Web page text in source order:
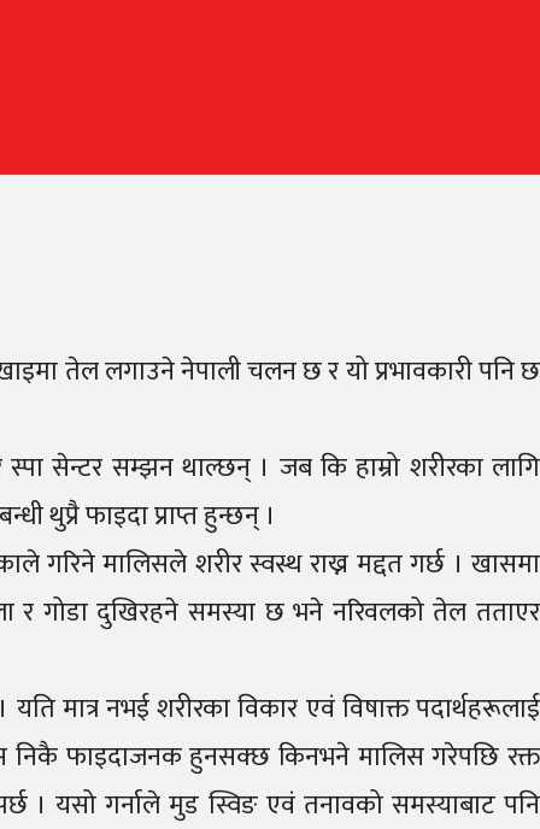
तेल लगाउने नेपाली चलन छ र यो प्रभावकारी पनि छ
सेन्टर सम्झन थाल्छन् । जब कि हाम्रो शरीरका लागि
थुप्रै फाइदा प्राप्त हुन्छन् ।
गरिने मालिसले शरीर स्वस्थ राख्न मद्दत गर्छ । खासमा
र गोडा दुखिरहने समस्या छ भने नरिवलको तेल तताएर
मात्र नभई शरीरका विकार एवं विषाक्त पदार्थहरूलाई
निकै फाइदाजनक हुनसक्छ किनभने मालिस गरेपछि रक्त
। यसो गर्नाले मुड स्विङ एवं तनावको समस्याबाट पनि